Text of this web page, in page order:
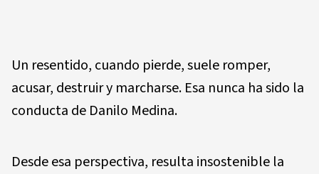
Un resentido, cuando pierde, suele romper,
acusar, destruir y marcharse. Esa nunca ha sido la
conducta de Danilo Medina.
Desde esa perspectiva, resulta insostenible la